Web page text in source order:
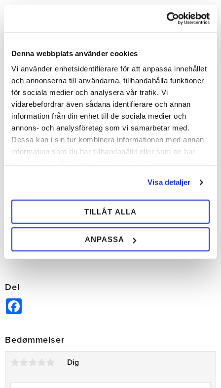
Denna webbplats använder cookies
Vi använder enhetsidentifierare för att anpassa innehållet
och annonserna till användarna, tillhandahålla funktioner
för sociala medier och analysera vår trafik. Vi
vidarebefordrar även sådana identifierare och annan
information från din enhet till de sociala medier och
annons- och analysföretag som vi samarbetar med.
Dessa kan i sin tur kombinera informationen med annan
information som du har tillhandahållit eller som de har
Visa detaljer
TILLÅT ALLA
ANPASSA
Maddox Søm
134,00SEK
RABATT
Tilføj til ønskeliste
Mustad Søm
128,00SEK
RABATT
Del
Bedømmelser
Dig